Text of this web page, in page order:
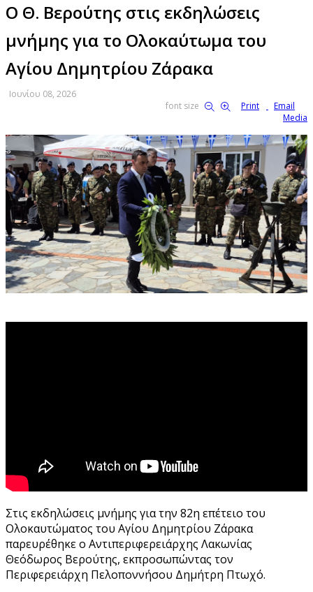
Ο Θ. Βερούτης στις εκδηλώσεις
μνήμης για το Ολοκαύτωμα του
Αγίου Δημητρίου Ζάρακα
Ιουνίου 08, 2026
font size
Print
Email
Media
Στις εκδηλώσεις μνήμης για την 82η επέτειο του
Ολοκαυτώματος του Αγίου Δημητρίου Ζάρακα
παρευρέθηκε ο Αντιπεριφερειάρχης Λακωνίας
Θεόδωρος Βερούτης, εκπροσωπώντας τον
Περιφερειάρχη Πελοποννήσου Δημήτρη Πτωχό.